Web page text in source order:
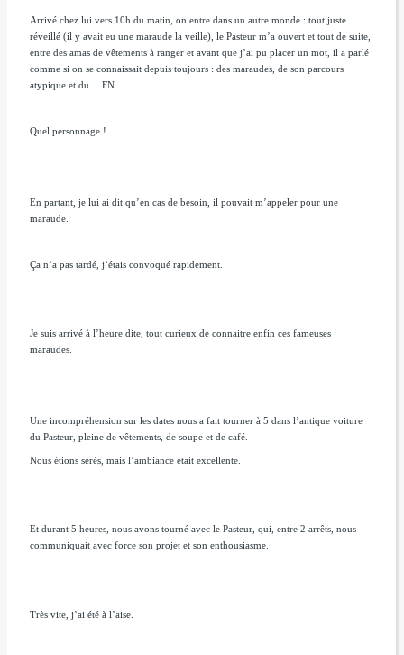
Arrivé chez lui vers 10h du matin, on entre dans un autre monde : tout juste
réveillé (il y avait eu une maraude la veille), le Pasteur m’a ouvert et tout de suite,
entre des amas de vêtements à ranger et avant que j’ai pu placer un mot, il a parlé
comme si on se connaissait depuis toujours : des maraudes, de son parcours
atypique et du …FN.
Quel personnage !
En partant, je lui ai dit qu’en cas de besoin, il pouvait m’appeler pour une
maraude.
Ça n’a pas tardé, j’étais convoqué rapidement.
Je suis arrivé à l’heure dite, tout curieux de connaitre enfin ces fameuses
maraudes.
Une incompréhension sur les dates nous a fait tourner à 5 dans l’antique voiture
du Pasteur, pleine de vêtements, de soupe et de café.
Nous étions sérés, mais l’ambiance était excellente.
Et durant 5 heures, nous avons tourné avec le Pasteur, qui, entre 2 arrêts, nous
communiquait avec force son projet et son enthousiasme.
Très vite, j’ai été à l’aise.